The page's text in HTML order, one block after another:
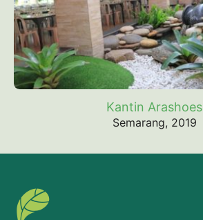
Kantin Arashoes
Semarang, 2019